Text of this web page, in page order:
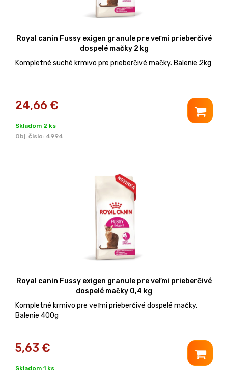
Royal canin Fussy exigen granule pre veľmi prieberčivé
dospelé mačky 2 kg
Kompletné suché krmivo pre prieberčivé mačky. Balenie 2kg
24,66 €
Skladom 2 ks
Obj. čislo: 4994
Royal canin Fussy exigen granule pre veľmi prieberčivé
dospelé mačky 0,4 kg
Kompletné krmivo pre veľmi prieberčivé dospelé mačky.
Balenie 400g
5,63 €
Skladom 1 ks